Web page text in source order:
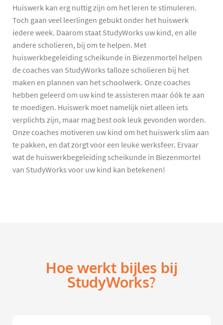
Huiswerk kan erg nuttig zijn om het leren te stimuleren.
Toch gaan veel leerlingen gebukt onder het huiswerk
iedere week. Daarom staat StudyWorks uw kind, en alle
andere scholieren, bij om te helpen. Met
huiswerkbegeleiding scheikunde in Biezenmortel helpen
de coaches van StudyWorks talloze scholieren bij het
maken en plannen van het schoolwerk. Onze coaches
hebben geleerd om uw kind te assisteren maar óók te aan
te moedigen. Huiswerk moet namelijk niet alleen iets
verplichts zijn, maar mag best ook leuk gevonden worden.
Onze coaches motiveren uw kind om het huiswerk slim aan
te pakken, en dat zorgt voor een leuke werksfeer. Ervaar
wat de huiswerkbegeleiding scheikunde in Biezenmortel
van StudyWorks voor uw kind kan betekenen!
Hoe werkt bijles bij
StudyWorks?